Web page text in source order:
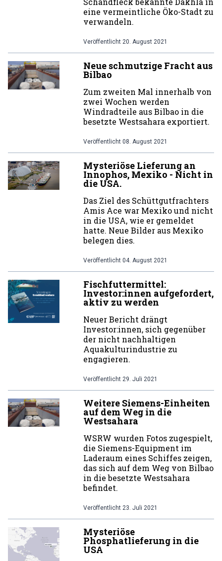
eine vermeintliche Öko-Stadt zu
verwandeln.
Veröffentlicht 20. August 2021
Neue schmutzige Fracht aus
Bilbao
Zum zweiten Mal innerhalb von
zwei Wochen werden
Windradteile aus Bilbao in die
besetzte Westsahara exportiert.
Veröffentlicht 08. August 2021
Mysteriöse Lieferung an
Innophos, Mexiko - Nicht in
die USA.
Das Ziel des Schüttgutfrachters
Amis Ace war Mexiko und nicht
in die USA, wie er gemeldet
hatte. Neue Bilder aus Mexiko
belegen dies.
Veröffentlicht 04. August 2021
Fischfuttermittel:
Investor:innen aufgefordert,
aktiv zu werden
Neuer Bericht drängt
Investor:innen, sich gegenüber
der nicht nachhaltigen
Aquakulturindustrie zu
engagieren.
Veröffentlicht 29. Juli 2021
Weitere Siemens-Einheiten
auf dem Weg in die
Westsahara
WSRW wurden Fotos zugespielt,
die Siemens-Equipment im
Laderaum eines Schiffes zeigen,
das sich auf dem Weg von Bilbao
in die besetzte Westsahara
befindet.
Veröffentlicht 23. Juli 2021
Mysteriöse
Phosphatlieferung in die
USA